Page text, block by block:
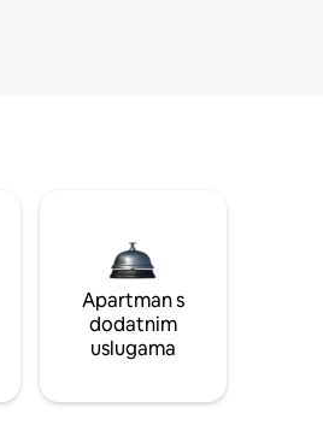
Apartman s
dodatnim
uslugama